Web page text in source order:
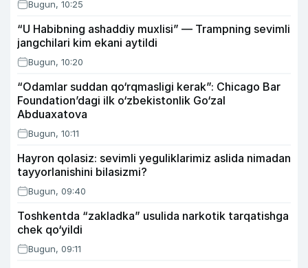
Bugun, 10:25
“U Habibning ashaddiy muxlisi” — Trampning sevimli
jangchilari kim ekani aytildi
Bugun, 10:20
“Odamlar suddan qo‘rqmasligi kerak”: Chicago Bar
Foundation’dagi ilk o‘zbekistonlik Go‘zal
Abduaxatova
Bugun, 10:11
Hayron qolasiz: sevimli yeguliklarimiz aslida nimadan
tayyorlanishini bilasizmi?
Bugun, 09:40
Toshkentda “zakladka” usulida narkotik tarqatishga
chek qo‘yildi
Bugun, 09:11